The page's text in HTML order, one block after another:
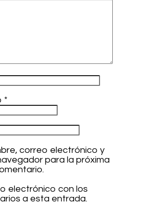
*
correo electrónico y
para la próxima
electrónico con los
a esta entrada.